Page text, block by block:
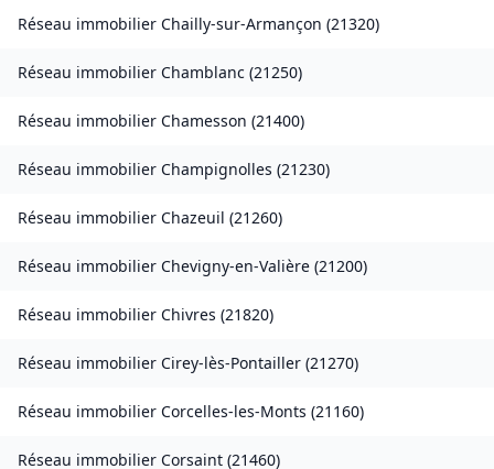
Réseau immobilier Chailly-sur-Armançon (21320)
Réseau immobilier Chamblanc (21250)
Réseau immobilier Chamesson (21400)
Réseau immobilier Champignolles (21230)
Réseau immobilier Chazeuil (21260)
Réseau immobilier Chevigny-en-Valière (21200)
Réseau immobilier Chivres (21820)
Réseau immobilier Cirey-lès-Pontailler (21270)
Réseau immobilier Corcelles-les-Monts (21160)
Réseau immobilier Corsaint (21460)